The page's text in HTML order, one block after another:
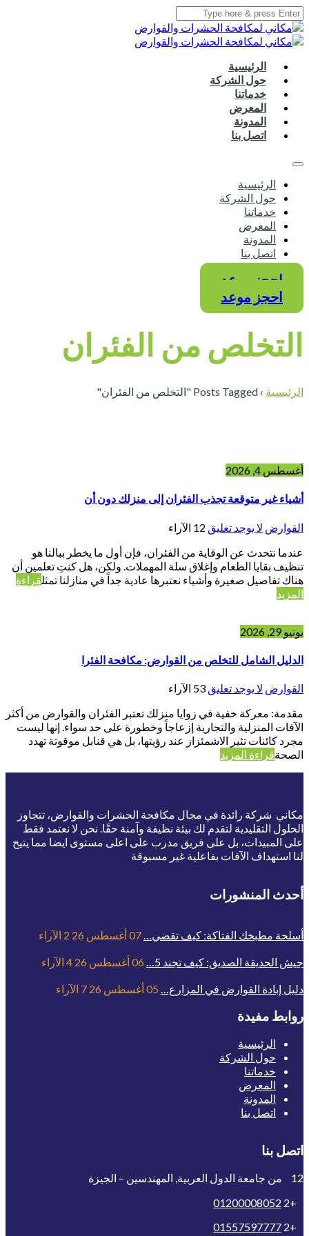
الرئيسية
حول الشركة
خدماتنا
المعرض
المدونة
اتصل بنا
الرئيسية
حول الشركة
خدماتنا
المعرض
المدونة
اتصل بنا
احجز موعد
احجز موعد
التخلص من الفئران
الرئيسية › Posts Tagged "التخلص من الفئران"
أغسطس 4, 2026
أشياء غير متوقعة تجذب الفئران إلى منزلك دون أن
القوارض لا يوجد تعليق 12 الآراء
عندما نتحدث عن الوقاية من الفئران، فإن أول ما يخطر ببالنا هو
تنظيف بقايا الطعام وإغلاق سلة المهملات. ولكن، هل كنتِ تعلمين أن
هناك تفاصيل صغيرة وأشياء نعتبرها عادية جداً في منازلنا تمثلقراءة
المزيد
يونيو 29, 2026
الدليل الشامل للتخلص من القوارض: مكافحة الفئرا
القوارض لا يوجد تعليق 53 الآراء
مقدمة: معركة خفية في زوايا منزلك تعتبر الفئران والقوارض من أكثر
الآفات المنزلية والتجارية إزعاجاً وخطورة على حد سواء. إنها ليست
مجرد كائنات تثير الاشمئزاز عند رؤيتها، بل هي قنابل موقوتة تهدد
الصحةقراءة المزيد
مكاني شركة رائدة في مجال مكافحة الحشرات والقوارض، تتجاوز
الحلول التقليدية لتقدم لك بيئة نظيفة وآمنة حقًا. نحن لا نعتمد فقط
على المبيدات، بل على فريق مدرب على اعلى مستوى ايضا مما يتيح
لنا استهداف الآفات بفاعلية غير مسبوقة
أحدث المنشورات
أسلحة مطبخك الفتاكة: كيف تقضي… 07 أغسطس 26 2 الآراء
جيش الحديقة الصديق: كيف تجند 5… 06 أغسطس 26 4 الآراء
دليل إبادة القوارض في المزارع… 05 أغسطس 26 7 الآراء
روابط مفيدة
الرئيسية
حول الشركة
خدماتنا
المعرض
المدونة
اتصل بنا
اتصل بنا
12 من جامعة الدول العربية, المهندسين – الجيزة
+2
01200008052
+2
01557597777